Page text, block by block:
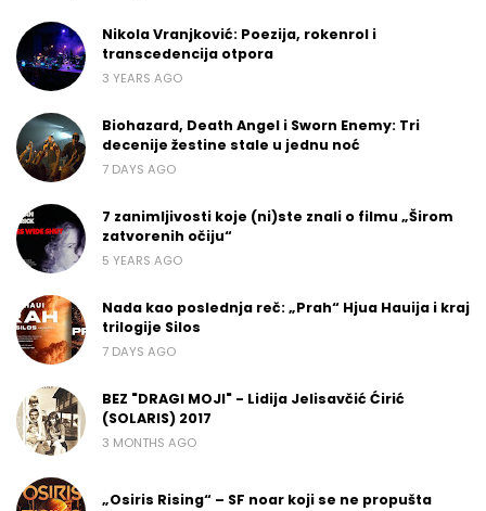
Nikola Vranjković: Poezija, rokenrol i
transcedencija otpora
3 YEARS AGO
Biohazard, Death Angel i Sworn Enemy: Tri
decenije žestine stale u jednu noć
7 DAYS AGO
7 zanimljivosti koje (ni)ste znali o filmu „Širom
zatvorenih očiju“
5 YEARS AGO
Nada kao poslednja reč: „Prah“ Hjua Hauija i kraj
trilogije Silos
7 DAYS AGO
BEZ "DRAGI MOJI" - Lidija Jelisavčić Ćirić
(SOLARIS) 2017
3 MONTHS AGO
„Osiris Rising“ – SF noar koji se ne propušta